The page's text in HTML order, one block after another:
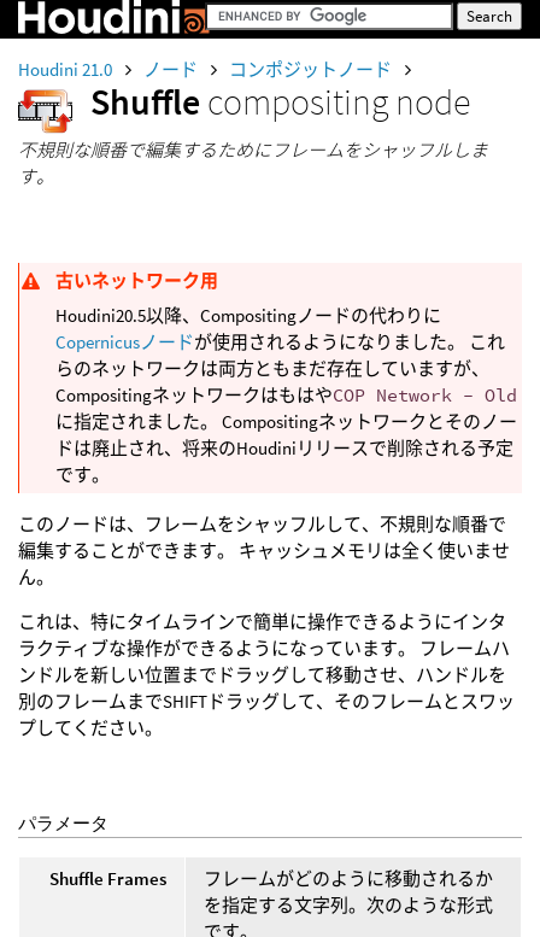
Houdini 21.0 ノード コンポジットノード
Shuffle compositing node
不規則な順番で編集するためにフレームをシャッフルしま
す。
古いネットワーク用
Houdini20.5以降、Compositingノードの代わりに
Copernicusノードが使用されるようになりました。 これ
らのネットワークは両方ともまだ存在していますが、
CompositingネットワークはもはやCOP Network - Old
に指定されました。 Compositingネットワークとそのノー
ドは廃止され、将来のHoudiniリリースで削除される予定
です。
このノードは、フレームをシャッフルして、不規則な順番で
編集することができます。 キャッシュメモリは全く使いませ
ん。
これは、特にタイムラインで簡単に操作できるようにインタ
ラクティブな操作ができるようになっています。 フレームハ
ンドルを新しい位置までドラッグして移動させ、ハンドルを
別のフレームまでSHIFTドラッグして、そのフレームとスワッ
プしてください。
パラメータ
Shuffle Frames
フレームがどのように移動されるか
を指定する文字列。次のような形式
です。